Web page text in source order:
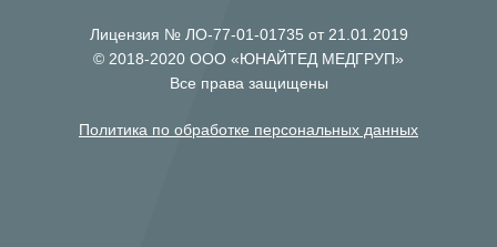
Лицензия № ЛО-77-01-01735 от 21.01.2019
© 2018-2020 ООО «ЮНАЙТЕД МЕДГРУП»
Все права защищены
Политика по обработке персональных данных